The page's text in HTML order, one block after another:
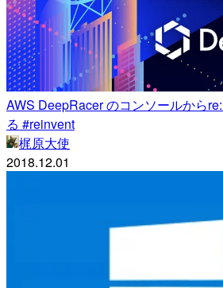
AWS DeepRacer のコンソールから
る #reinvent
梶原大使
2018.12.01